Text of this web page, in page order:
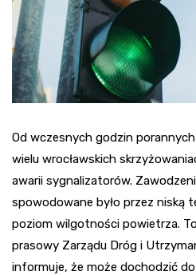
Od wczesnych godzin
wielu wrocławskich
awarii sygnalizatorów.
spowodowane było przez niską
poziom wilgotności powietrza.
prasowy Zarządu Dróg i
informuje, że może dochodzić